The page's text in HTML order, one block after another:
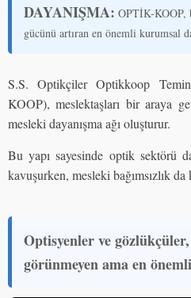
DAYANIŞMA: OPTİK-KOOP,
gücünü artıran en önemli kurumsal
S.S. Optikçiler Optikkoop
KOOP), meslektaşları bir araya
mesleki dayanışma ağı oluşturur.
Bu yapı sayesinde optik sektörü
kavuşurken, mesleki bağımsızlık da
Optisyenler ve gözlükçüler,
görünmeyen ama en